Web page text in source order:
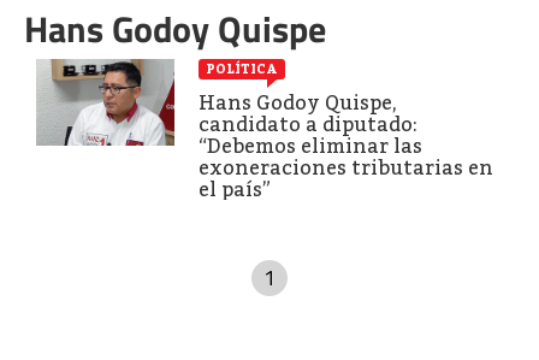
Hans Godoy Quispe
POLÍTICA
Hans Godoy Quispe,
candidato a diputado:
“Debemos eliminar las
exoneraciones tributarias en
el país”
1